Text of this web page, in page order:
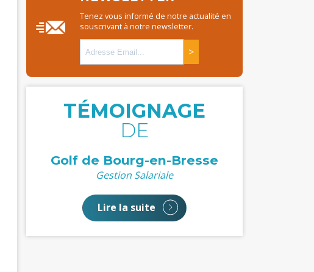
Tenez vous informé de notre actualité en
souscrivant à notre newsletter.
>
TÉMOIGNAGE
DE
Golf de Bourg-en-Bresse
Gestion Salariale
Lire la suite